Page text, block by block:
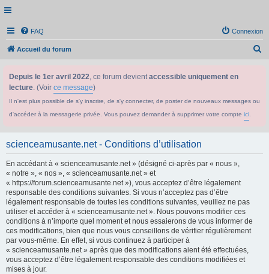
FAQ Connexion
Accueil du forum
Depuis le 1er avril 2022, ce forum devientaccessible uniquement en
lecture. (Voir ce message)
Il n'est plus possible de s'y inscrire, de s'y connecter, de poster de nouveaux messages ou
d'accéder à la messagerie privée. Vous pouvez demander à supprimer votre compte ici
scienceamusante.net - Conditions d’utilisation
En accédant à « scienceamusante.net » (désigné ci-après par « nous »,
« notre », « nos », « scienceamusante.net » et
« https://forum.scienceamusante.net »), vous acceptez d’être légalement
responsable des conditions suivantes. Si vous n’acceptez pas d’être
légalement responsable de toutes les conditions suivantes, veuillez ne pas
utiliser et accéder à « scienceamusante.net ». Nous pouvons modifier ces
conditions à n’importe quel moment et nous essaierons de vous informer de
ces modifications, bien que nous vous conseillons de vérifier régulièrement
par vous-même. En effet, si vous continuez à participer à
« scienceamusante.net » après que des modifications aient été effectuées,
vous acceptez d’être légalement responsable des conditions modifiées et
mises à jour.